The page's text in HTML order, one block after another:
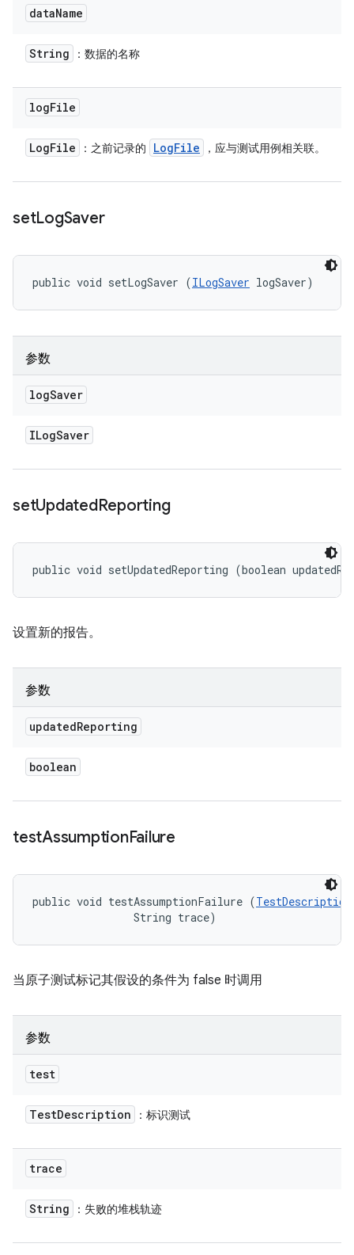
dataName
String ：数据的名称
logFile
LogFile ：之前记录的 LogFile ，应与测试用例相关联。
setLogSaver
public void setLogSaver (ILogSaver logSaver)
参数
logSaver
ILogSaver
setUpdatedReporting
public void setUpdatedReporting (boolean
设置新的报告。
参数
updatedReporting
boolean
testAssumptionFailure
public void testAssumptionFailure (TestDescription
                String trace)
当原子测试标记其假设的条件为 false 时调用
参数
test
TestDescription ：标识测试
trace
String ：失败的堆栈轨迹